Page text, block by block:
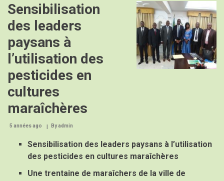
Image
Sensibilisation
des leaders
paysans à
l’utilisation des
pesticides en
cultures
maraîchères
5 années ago Byadmin
Sensibilisation des leaders paysans à l’utilisation
des pesticides en cultures maraîchères
Une trentaine de maraîchers de la ville de